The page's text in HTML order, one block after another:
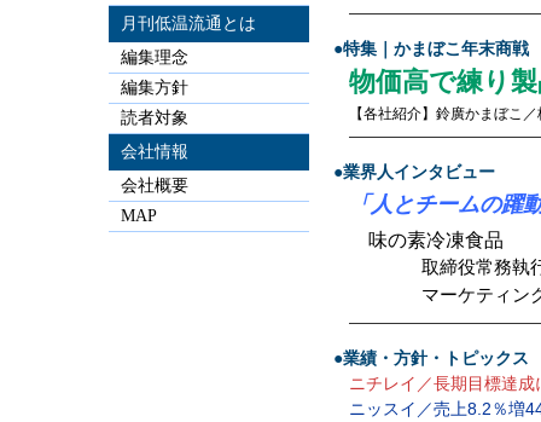
●特集｜かまぼこ年末商戦
物価高で練り
【各社紹介】鈴廣かまぼこ
●業界人インタビュー
「人とチームの躍
味の素冷凍食品
取締役常務執行
マーケティン
●業績・方針・トピックス
ニチレイ／長期目標達
ニッスイ／売上8.2％増
月刊低温流通とは
編集理念
編集方針
読者対象
会社情報
会社概要
MAP